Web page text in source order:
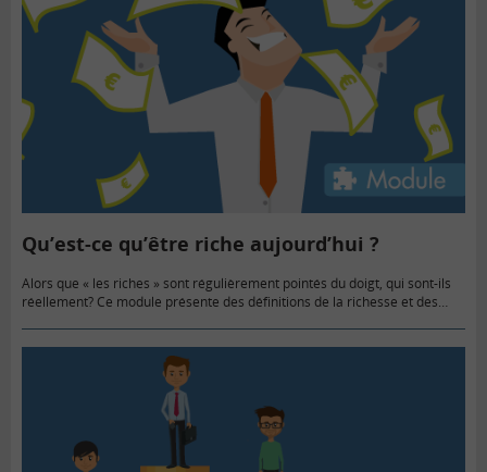
Qu’est-ce qu’être riche aujourd’hui ?
Alors que « les riches » sont régulièrement pointés du doigt, qui sont-ils
réellement? Ce module présente des définitions de la richesse et des